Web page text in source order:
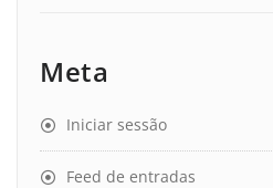
Meta
Iniciar sessão
Feed de entradas